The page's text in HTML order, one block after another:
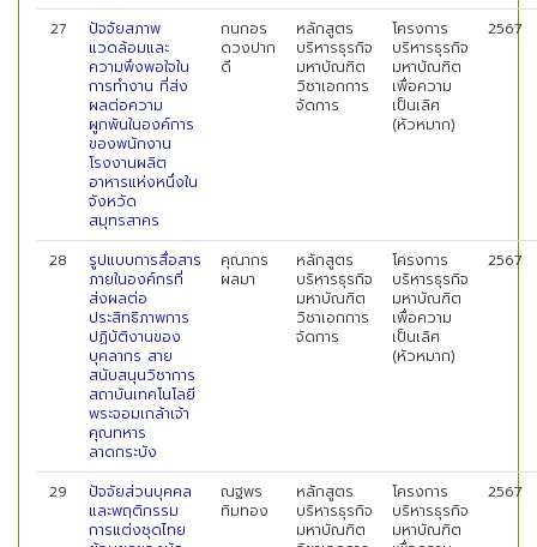
27
ปัจจัยสภาพ
แวดล้อมและ
ความพึงพอใจใน
การทำงาน ที่ส่ง
ผลต่อความ
ผูกพันในองค์การ
ของพนักงาน
โรงงานผลิต
อาหารแห่งหนึ่งใน
จังหวัด
สมุทรสาคร
กนกอร
ดวงปาก
ดี
หลักสูตร
บริหารธุรกิจ
มหาบัณฑิต
วิชาเอกการ
จัดการ
โครงการ
บริหารธุรกิจ
มหาบัณฑิต
เพื่อความ
เป็นเลิศ
(หัวหมาก)
2567
28
รูปแบบการสื่อสาร
ภายในองค์กรที่
ส่งผลต่อ
ประสิทธิภาพการ
ปฏิบัติงานของ
บุคลากร สาย
สนับสนุนวิชาการ
สถาบันเทคโนโลยี
พระจอมเกล้าเจ้า
คุณทหาร
ลาดกระบัง
คุณากร
ผลมา
หลักสูตร
บริหารธุรกิจ
มหาบัณฑิต
วิชาเอกการ
จัดการ
โครงการ
บริหารธุรกิจ
มหาบัณฑิต
เพื่อความ
เป็นเลิศ
(หัวหมาก)
2567
29
ปัจจัยส่วนบุคคล
และพฤติกรรม
การแต่งชุดไทย
ณฐพร
ทิมทอง
หลักสูตร
บริหารธุรกิจ
มหาบัณฑิต
โครงการ
บริหารธุรกิจ
มหาบัณฑิต
2567